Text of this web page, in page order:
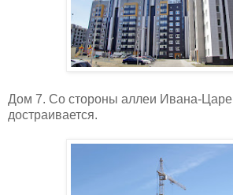
Дом 7. Со стороны аллеи Ивана-
достраивается.